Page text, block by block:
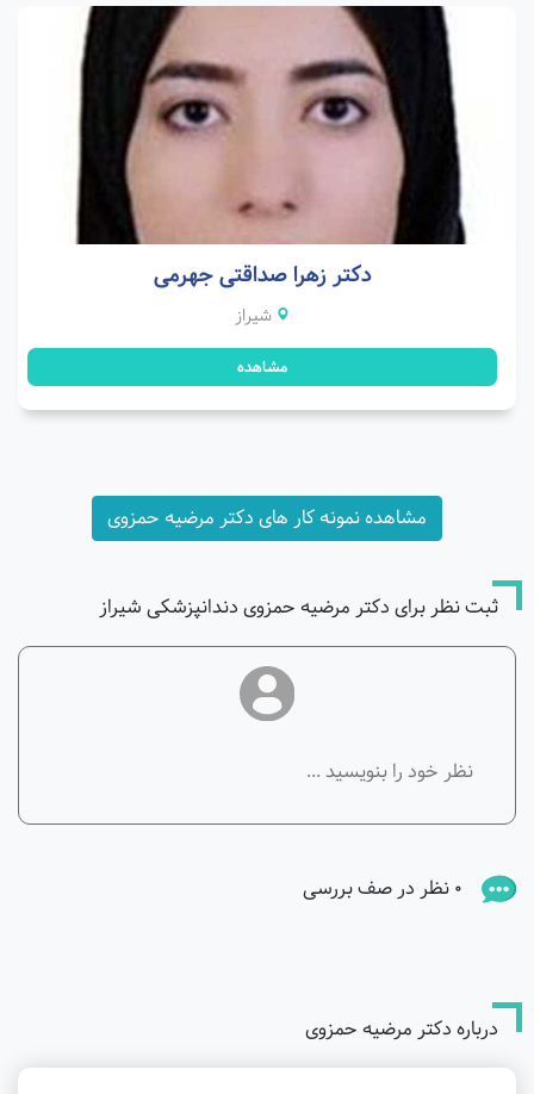
دکتر زهرا صداقتی جهرمی
شیراز
مشاهده
مشاهده نمونه کار های دکتر مرضیه حمزوی
ثبت نظر برای دکتر مرضیه حمزوی دندانپزشکی شیراز
0 نظر در صف بررسی
درباره دکتر مرضیه حمزوی